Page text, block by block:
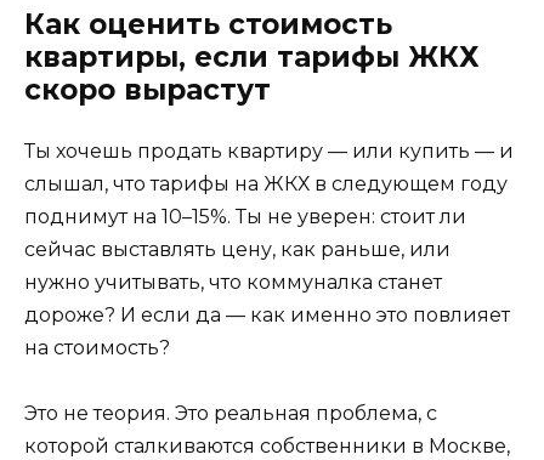
Как оценить стоимость
квартиры, если тарифы ЖКХ
скоро вырастут
Ты хочешь продать квартиру — или купить — и
слышал, что тарифы на ЖКХ в следующем году
поднимут на 10–15%. Ты не уверен: стоит ли
сейчас выставлять цену, как раньше, или
нужно учитывать, что коммуналка станет
дороже? И если да — как именно это повлияет
на стоимость?
Это не теория. Это реальная проблема, с
которой сталкиваются собственники в Москве,